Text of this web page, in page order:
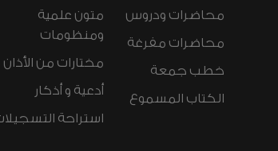
محاضرات ودروس
محاضرات مفرغة
خطب جمعة
الكتاب المسموع
متون علمية
ومنظومات
مختارات من الأذان
أدعية و أذكار
استراحة